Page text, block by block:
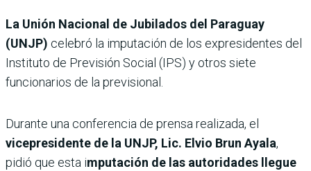
La Unión Nacional de Jubilados del Paraguay
(UNJP) celebró la imputación de los expresidentes del
Instituto de Previsión Social (IPS) y otros siete
funcionarios de la previsional.
Durante una conferencia de prensa realizada, el
vicepresidente de la UNJP, Lic. Elvio Brun Ayala,
pidió que esta imputación de las autoridades llegue